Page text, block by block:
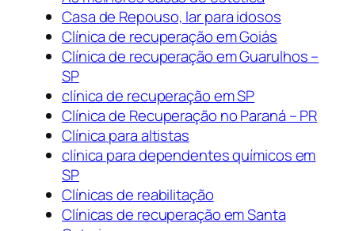
Casa de Repouso, lar para idosos
Clínica de recuperação em Goiás
Clínica de recuperação em Guarulhos –
SP
clínica de recuperação em SP
Clínica de Recuperação no Paraná – PR
Clínica para altistas
clínica para dependentes químicos em
SP
Clínicas de reabilitação
Clínicas de recuperação em Santa